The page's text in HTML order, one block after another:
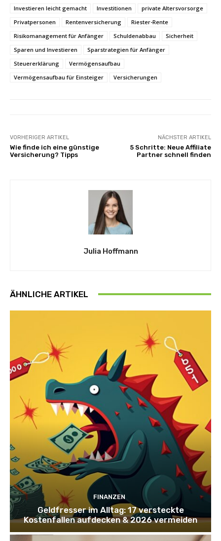
Investieren leicht gemacht
Investitionen
private Altersvorsorge
Privatpersonen
Rentenversicherung
Riester-Rente
Risikomanagement für Anfänger
Schuldenabbau
Sicherheit
Sparen und Investieren
Sparstrategien für Anfänger
Steuererklärung
Vermögensaufbau
Vermögensaufbau für Einsteiger
Versicherungen
VORHERIGER ARTIKEL
Wie finde ich eine günstige
Versicherung? Tipps
NÄCHSTER ARTIKEL
5 Schritte: Neue Affiliate
Partner schnell finden
Julia Hoffmann
ÄHNLICHE ARTIKEL
FINANZEN
Geldfresser im Alltag: 17 versteckte
Kostenfallen aufdecken & 2026 vermeiden